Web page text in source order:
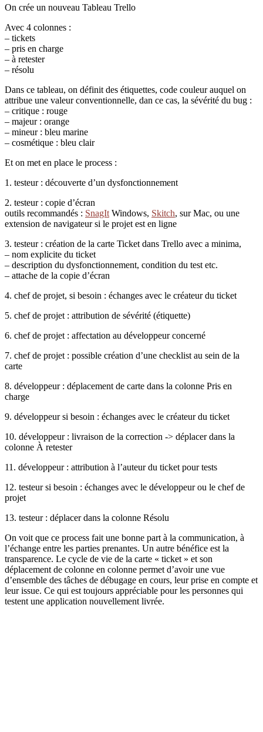
On crée un nouveau Tableau Trello
Avec 4 colonnes :
– tickets
– pris en charge
– à retester
– résolu
Dans ce tableau, on définit des étiquettes, code couleur auquel on
attribue une valeur conventionnelle, dan ce cas, la sévérité du bug :
– critique : rouge
– majeur : orange
– mineur : bleu marine
– cosmétique : bleu clair
Et on met en place le process :
1. testeur : découverte d’un dysfonctionnement
2. testeur : copie d’écran
outils recommandés : SnagItWindows, Skitch, sur Mac, ou une
extension de navigateur si le projet est en ligne
3. testeur : création de la carte Ticket dans Trello avec a minima,
– nom explicite du ticket
– description du dysfonctionnement, condition du test etc.
– attache de la copie d’écran
4. chef de projet, si besoin : échanges avec le créateur du ticket
5. chef de projet : attribution de sévérité (étiquette)
6. chef de projet : affectation au développeur concerné
7. chef de projet : possible création d’une checklist au sein de la
carte
8. développeur : déplacement de carte dans la colonne Pris en
charge
9. développeur si besoin : échanges avec le créateur du ticket
10. développeur : livraison de la correction -> déplacer dans la
colonne À retester
11. développeur : attribution à l’auteur du ticket pour tests
12. testeur si besoin : échanges avec le développeur ou le chef de
projet
13. testeur : déplacer dans la colonne Résolu
On voit que ce process fait une bonne part à la communication, à
l’échange entre les parties prenantes. Un autre bénéfice est la
transparence. Le cycle de vie de la carte « ticket » et son
déplacement de colonne en colonne permet d’avoir une vue
d’ensemble des tâches de débugage en cours, leur prise en compte et
leur issue. Ce qui est toujours appréciable pour les personnes qui
testent une application nouvellement livrée.